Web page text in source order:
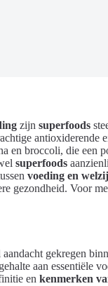
zijn superfoods
antioxiderende
en broccoli, die een
superfoods
voeding en
gezondheid. Voor
gekregen
aan essentiële
en kenmerken